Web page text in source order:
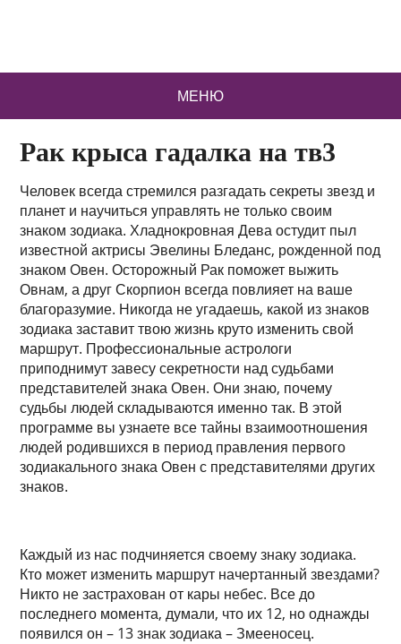
МЕНЮ
Рак крыса гадалка на тв3
Человек всегда стремился разгадать секреты звезд и
планет и научиться управлять не только своим
знаком зодиака. Хладнокровная Дева остудит пыл
известной актрисы Эвелины Бледанс, рожденной под
знаком Овен. Осторожный Рак поможет выжить
Овнам, а друг Скорпион всегда повлияет на ваше
благоразумие. Никогда не угадаешь, какой из знаков
зодиака заставит твою жизнь круто изменить свой
маршрут. Профессиональные астрологи
приподнимут завесу секретности над судьбами
представителей знака Овен. Они знаю, почему
судьбы людей складываются именно так. В этой
программе вы узнаете все тайны взаимоотношения
людей родившихся в период правления первого
зодиакального знака Овен с представителями других
знаков.
Каждый из нас подчиняется своему знаку зодиака.
Кто может изменить маршрут начертанный звездами?
Никто не застрахован от кары небес. Все до
последнего момента, думали, что их 12, но однажды
появился он – 13 знак зодиака – Змееносец.